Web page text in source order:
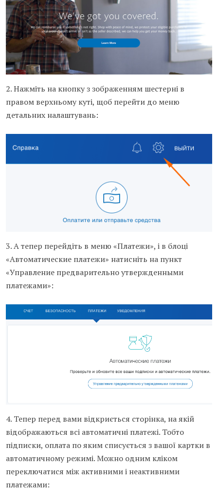
2. Нажміть на кнопку з зображенням шестерні в
правом верхньому куті, щоб перейти до меню
детальних налаштувань:
3. А тепер перейдіть в меню «Платежи», і в блоці
«Автоматические платежи» натисніть на пункт
«Управление предварительно утвержденными
платежами»:
4. Тепер перед вами відкриється сторінка, на якій
відображаються всі автоматичні платежі. Тобто
підписки, оплата по яким списується з вашої картки в
автоматичному режимі. Можно одним кліком
переключатися між активними і неактивними
платежами: